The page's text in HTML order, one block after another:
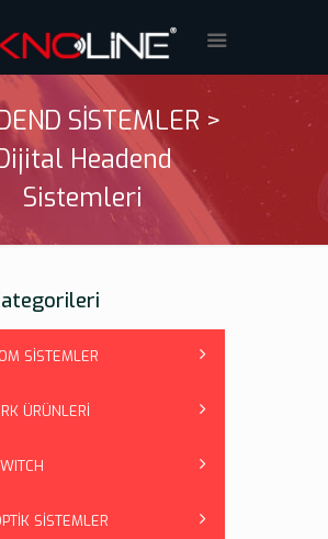
SİSTEMLER >
Headend
Sistemleri
SİSTEMLER
ÜRÜNLERİ
SİSTEMLER